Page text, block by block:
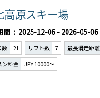
高原スキー場
間 2025-12-06 - 2026-05-06
数 21 リフト数 7 最長滑走距離
ン料金 JPY 10000～